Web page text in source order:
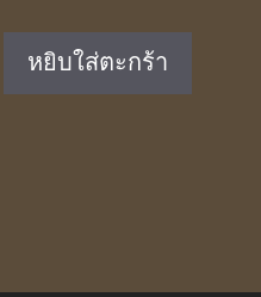
฿1,490.00.
หยิบใส่ตะกร้า